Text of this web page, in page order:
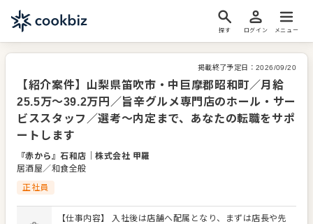
探す ログイン メニュー
掲載終了予定日： 2026/09/20
【紹介案件】山梨県笛吹市・中巨摩郡昭和町／月給
25.5万～39.2万円／旨辛グルメ専門店のホール・サー
ビススタッフ／選考～内定まで、あなたの転職をサポ
ートします
『赤から』石和店 ｜株式会社 甲羅
居酒屋／和食全般
正社員
【仕事内容】 入社後は店舗へ配属となり、まずは店長や先